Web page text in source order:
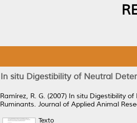
In situ Digestibility of Neutral
Ramírez, R. G. (2007) In situ Digestibility
Ruminants. Journal of Applied Animal
Texto